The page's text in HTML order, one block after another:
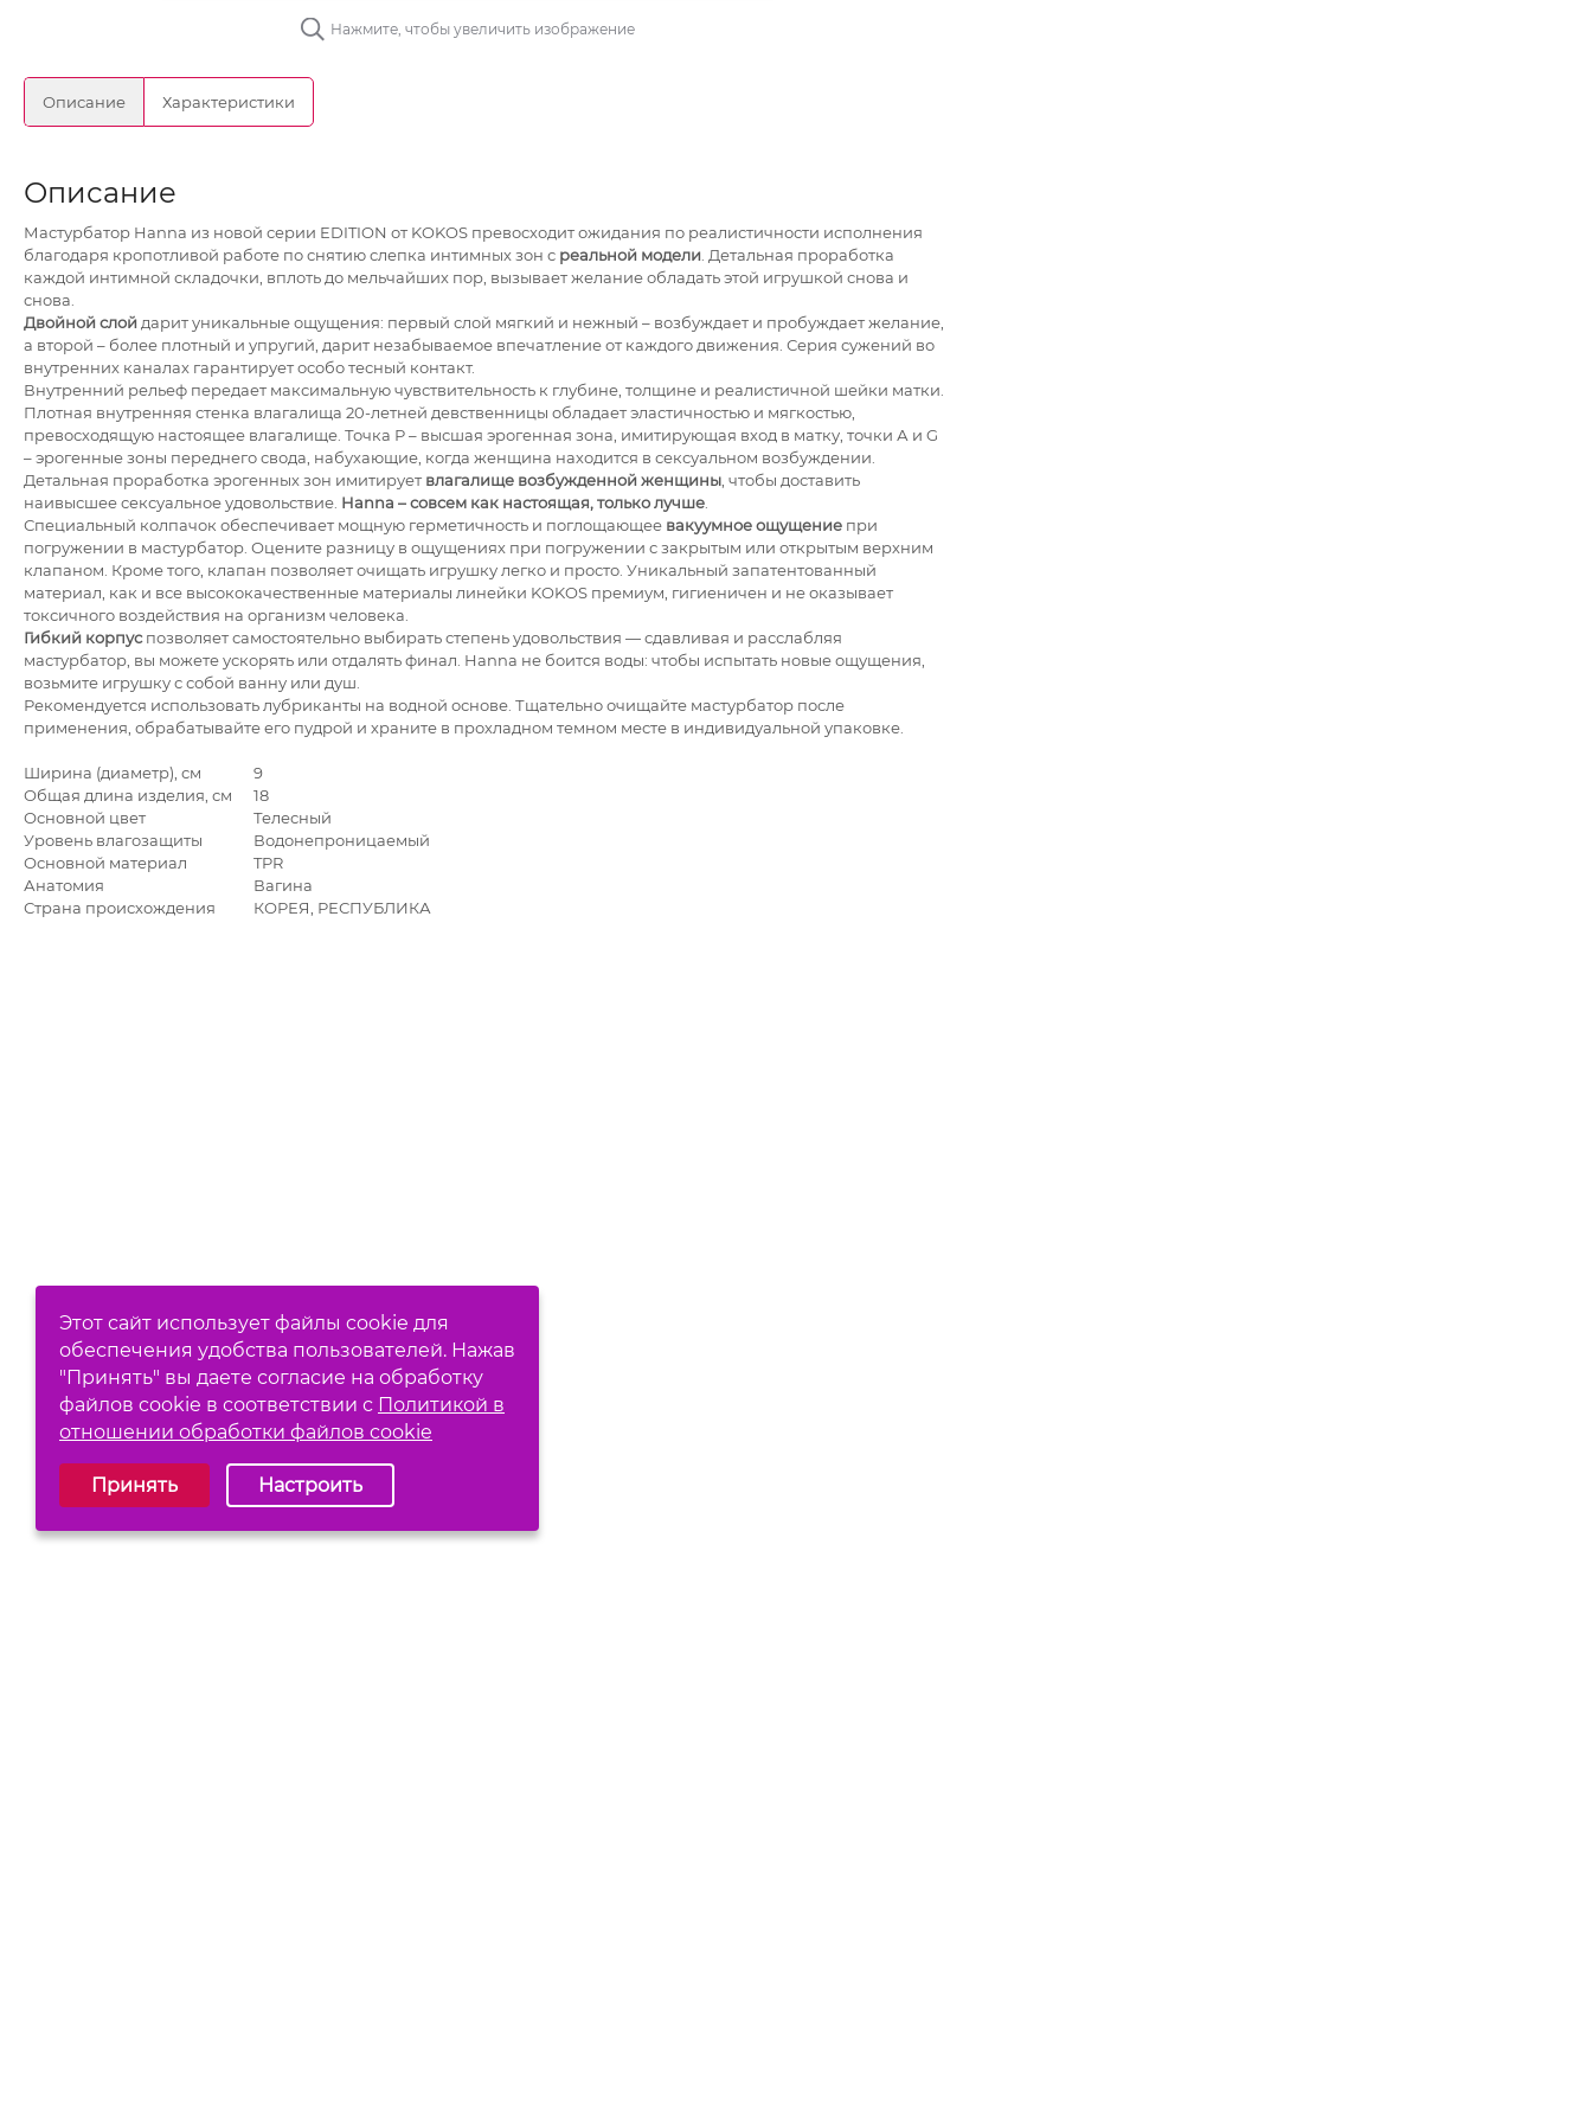
Нажмите, чтобы увеличить изображение
Описание Характеристики
Описание
Мастурбатор Hanna из новой серии EDITION от KOKOS превосходит ожидания по реалистичности исполнения
благодаря кропотливой работе по снятию слепка интимных зон с реальной модели. Детальная проработка
каждой интимной складочки, вплоть до мельчайших пор, вызывает желание обладать этой игрушкой снова и
снова.
Двойной слойдарит уникальные ощущения: первый слой мягкий и нежный – возбуждает и пробуждает желание,
а второй – более плотный и упругий, дарит незабываемое впечатление от каждого движения. Серия сужений во
внутренних каналах гарантирует особо тесный контакт.
Внутренний рельеф передает максимальную чувствительность к глубине, толщине и реалистичной шейки матки.
Плотная внутренняя стенка влагалища 20-летней девственницы обладает эластичностью и мягкостью,
превосходящую настоящее влагалище. Точка Р – высшая эрогенная зона, имитирующая вход в матку, точки А и G
– эрогенные зоны переднего свода, набухающие, когда женщина находится в сексуальном возбуждении.
Детальная проработка эрогенных зон имитирует влагалище возбужденной женщины, чтобы доставить
наивысшее сексуальное удовольствие. Hanna – совсем как настоящая, только лучше.
Специальный колпачок обеспечивает мощную герметичность и поглощающее вакуумное ощущение при
погружении в мастурбатор. Оцените разницу в ощущениях при погружении с закрытым или открытым верхним
клапаном. Кроме того, клапан позволяет очищать игрушку легко и просто. Уникальный запатентованный
материал, как и все высококачественные материалы линейки KOKOS премиум, гигиеничен и не оказывает
токсичного воздействия на организм человека.
Гибкий корпуспозволяет самостоятельно выбирать степень удовольствия — сдавливая и расслабляя
мастурбатор, вы можете ускорять или отдалять финал. Hanna не боится воды: чтобы испытать новые ощущения,
возьмите игрушку с собой ванну или душ.
Рекомендуется использовать лубриканты на водной основе. Тщательно очищайте мастурбатор после
применения, обрабатывайте его пудрой и храните в прохладном темном месте в индивидуальной упаковке.
Ширина (диаметр), см
9
Общая длина изделия, см 18
Основной цвет
Телесный
Уровень влагозащиты
Водонепроницаемый
Основной материал
TPR
Анатомия
Вагина
Страна происхождения
КОРЕЯ, РЕСПУБЛИКА
Этот сайт использует файлы cookie для
обеспечения удобства пользователей. Нажав
"Принять" вы даете согласие на обработку
файлов cookie в соответствии с Политикой в
отношении обработки файлов cookie
Обязательные (технические) Аналитические
Принять Настроить